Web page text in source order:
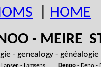
HOME
- MEIRE
- genealogy - généalogie
- Lansen - Lamsens Denoo- Deno